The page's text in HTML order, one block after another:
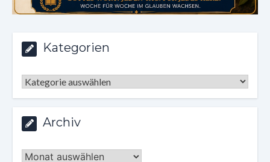
Kategorien
Kategorien
Archiv
Archiv